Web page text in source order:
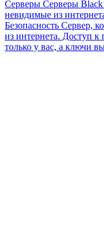
Серверы Серверы
невидимые из
Безопасность Сервер,
из интернета. Доступ
только у вас, а ключи